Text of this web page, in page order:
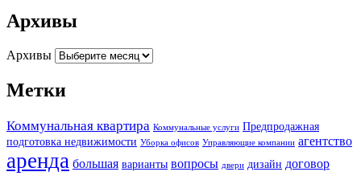
Архивы
Архивы
Метки
Коммунальная квартира Коммунальные услуги Предпродажная
подготовка недвижимости Уборка офисов Управляющие компании агентство
аренда большая варианты вопросы двери дизайн договор